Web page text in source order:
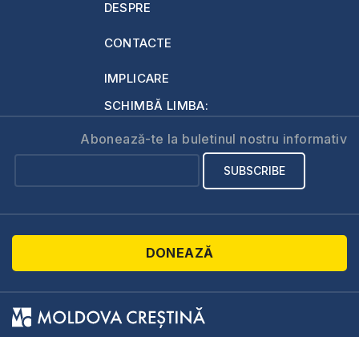
DESPRE
CONTACTE
IMPLICARE
SCHIMBĂ LIMBA:
Abonează-te la buletinul nostru informativ
DONEAZĂ